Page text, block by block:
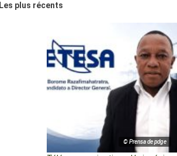
Les plus récents
© Prensa de pdge